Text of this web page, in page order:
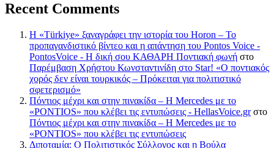
Recent Comments
Η «Türkiye» ξαναγράφει την ιστορία του Horon – Το
προπαγανδιστικό βίντεο και η απάντηση του Pontos Voice -
PontosVoice - H δική σου ΚΑΘΑΡΗ Ποντιακή φωνή στο
Παρέμβαση Χρήστου Κωνσταντινίδη στο Star! «Ο ποντιακός
χορός δεν είναι τουρκικός – Πρόκειται για πολιτιστικό
σφετερισμό»
Πόντιος μέχρι και στην πινακίδα – Η Mercedes με το
«PONTIOS» που κλέβει τις εντυπώσεις - HellasVoice.grστο
Πόντιος μέχρι και στην πινακίδα – Η Mercedes με το
«PONTIOS» που κλέβει τις εντυπώσεις
Διποταμία: Ο Πολιτιστικός Σύλλογος και η Βούλα